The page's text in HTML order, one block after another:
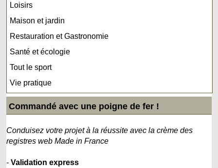
Loisirs
Maison et jardin
Restauration et Gastronomie
Santé et écologie
Tout le sport
Vie pratique
Commandé avec une poigne de fer !
Conduisez votre projet à la réussite avec la crème des
registres web Made in France
-Validation express